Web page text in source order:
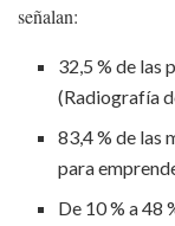
señalan:
32,5 % de las
(Radiografía
83,4 % de las
para
De 10 % a 48